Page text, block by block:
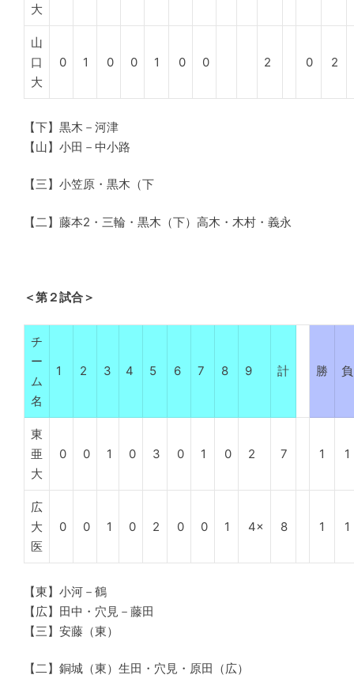
大
山
口
大
0 1 0 0 1 0 0 2 0 2
【下】黒木－河津
【山】小田－中小路
【三】小笠原・黒木（下
【二】藤本2・三輪・黒木（下）高木・木村・義永
＜第２試合＞
チ
ー
ム
名
1 2 3 4 5 6 7 8 9 計 勝 負
東
亜
大
0 0 1 0 3 0 1 0 2 7 1 1
広
大
医
0 0 1 0 2 0 0 1 4× 8 1 1
【東】小河－鶴
【広】田中・穴見－藤田
【三】安藤（東）
【二】銅城（東）生田・穴見・原田（広）